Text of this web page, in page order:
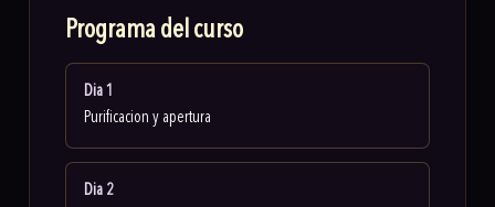
Programa del curso
Dia 1
Purificacion y apertura
Dia 2